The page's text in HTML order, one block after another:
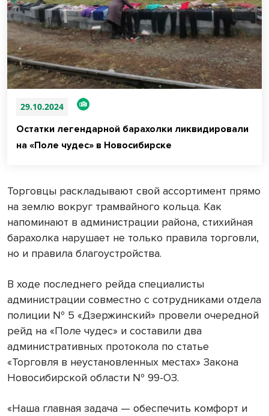
29.10.2024
Остатки легендарной барахолки ликвидировали
на «Поле чудес» в Новосибирске
Торговцы раскладывают свой ассортимент прямо
на землю вокруг трамвайного кольца. Как
напоминают в администрации района, стихийная
барахолка нарушает не только правила торговли,
но и правила благоустройства.
В ходе последнего рейда специалисты
администрации совместно с сотрудниками отдела
полиции № 5 «Дзержинский» провели очередной
рейд на «Поле чудес» и составили два
административных протокола по статье
«Торговля в неустановленных местах» Закона
Новосибирской области № 99-ОЗ.
«Наша главная задача — обеспечить комфорт и